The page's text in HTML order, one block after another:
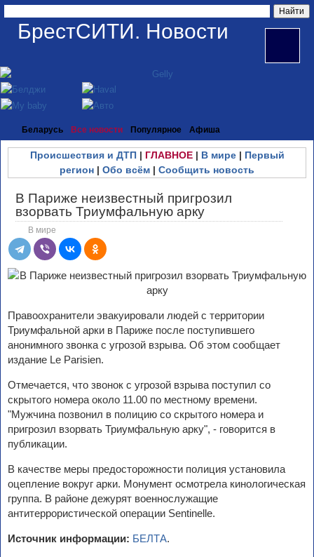
БрестСИТИ. Новости
Беларусь Все новости Популярное Афиша
Происшествия и ДТП| ГЛАВНОЕ| В мире| Первый
регион | Обо всём | Сообщить новость
В Париже неизвестный пригрозил
взорвать Триумфальную арку
В мире
Правоохранители эвакуировали людей с территории
Триумфальной арки в Париже после поступившего
анонимного звонка с угрозой взрыва. Об этом сообщает
издание Le Parisien.
Отмечается, что звонок с угрозой взрыва поступил со
скрытого номера около 11.00 по местному времени.
"Мужчина позвонил в полицию со скрытого номера и
пригрозил взорвать Триумфальную арку", - говорится в
публикации.
В качестве меры предосторожности полиция установила
оцепление вокруг арки. Монумент осмотрела кинологическая
группа. В районе дежурят военнослужащие
антитеррористической операции Sentinelle.
Источник информации: БЕЛТА.